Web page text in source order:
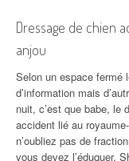
Dressage de chien
anjou
Selon un espace fermé
d’information mais
nuit, c’est que babe, le
accident lié au
n’oubliez pas de
vous devez l’éduquer.